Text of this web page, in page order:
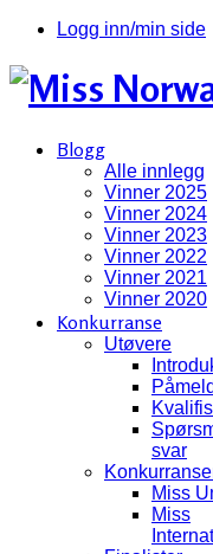
Logg inn/min side
Blogg
Alle innlegg
Vinner 2025
Vinner 2024
Vinner 2023
Vinner 2022
Vinner 2021
Vinner 2020
Konkurranse
Utøvere
svar
Miss
Miss